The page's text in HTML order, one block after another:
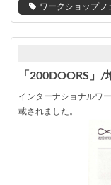
ワークショップフ
「200DOORS」
インターナショナルワ
載されました。